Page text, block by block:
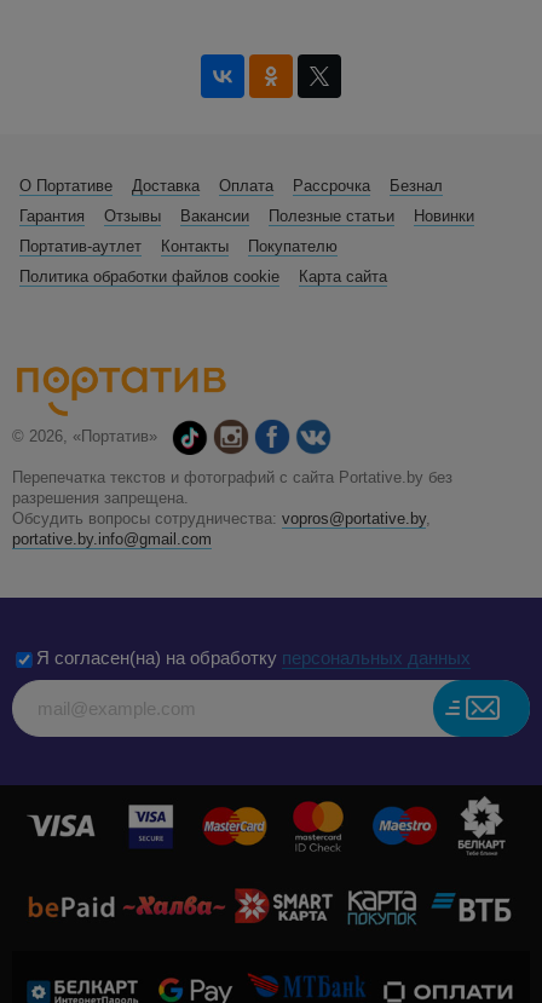
О Портативе Доставка Оплата Рассрочка
Безнал
Гарантия
Отзывы Вакансии Полезные статьи
Новинки
Портатив-аутлет
Контакты
Покупателю
Политика обработки файлов cookie
Карта сайта
© 2026, «Портатив»
Перепечатка текстов и фотографий с сайта Portative.by без
разрешения запрещена.
Обсудить вопросы сотрудничества: vopros@portative.by,
portative.by.info@gmail.com
Я согласен(на) на обработку персональных данных